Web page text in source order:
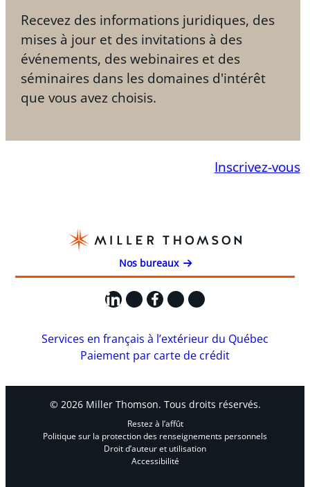
Recevez des informations juridiques, des
mises à jour et des invitations à des
événements, des webinaires et des
séminaires dans les domaines d'intérêt
que vous avez choisis.
Inscrivez-vous
Nos bureaux
LinkedIn
X Facebook
Instagram
YouTube
Services en français à l’extérieur du Québec
Paiement par carte de crédit
© 2026 Miller Thomson. Tous droits réservés.
Restez à l’affût
Politique sur la protection des renseignements personnels
Droit d’auteur et utilisation
Accessibilité